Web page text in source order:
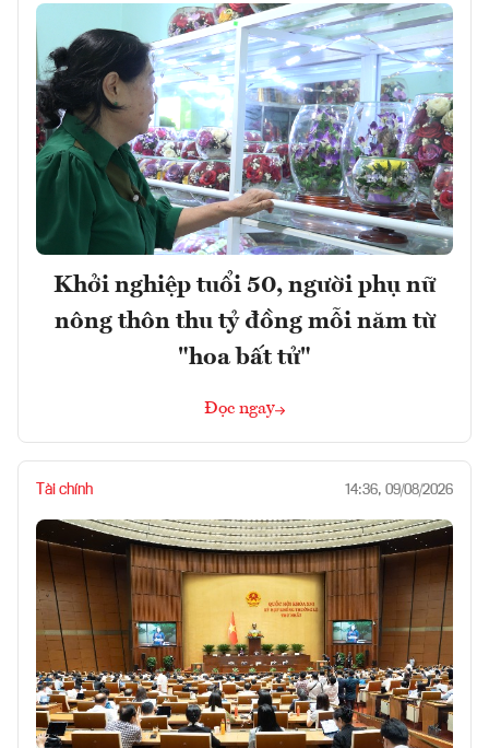
Khởi nghiệp tuổi 50, người phụ nữ
nông thôn thu tỷ đồng mỗi năm từ
"hoa bất tử"
Đọc ngay
Tài chính 14:36, 09/08/2026